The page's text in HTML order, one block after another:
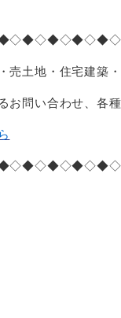
売土地・住宅建築
お問い合わせ、各